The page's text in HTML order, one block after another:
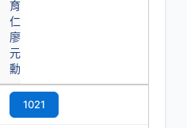
育
仁
廖
元
勳
1021